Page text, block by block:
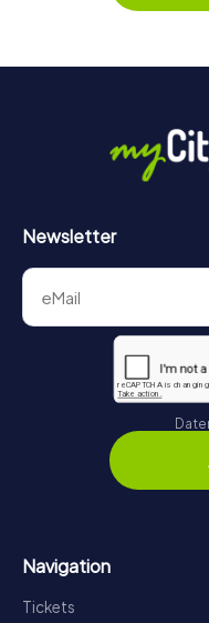
Newsletter
Navigation
Tickets